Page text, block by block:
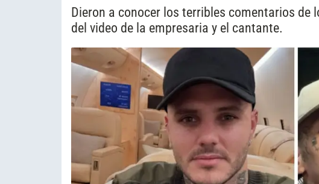
Dieron a conocer los terribles comentarios
del video de la empresaria y el cantante.